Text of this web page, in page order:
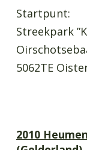
Startpunt:
Streekpark
5062TE
2010